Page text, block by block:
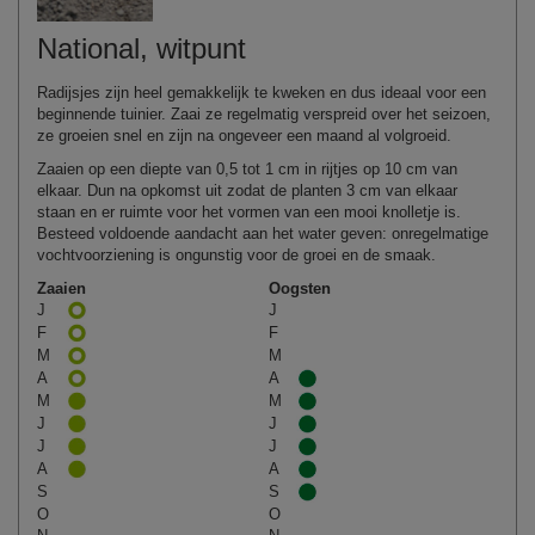
National, witpunt
Radijsjes zijn heel gemakkelijk te kweken en dus ideaal voor een
beginnende tuinier. Zaai ze regelmatig verspreid over het seizoen,
ze groeien snel en zijn na ongeveer een maand al volgroeid.
Zaaien op een diepte van 0,5 tot 1 cm in rijtjes op 10 cm van
elkaar. Dun na opkomst uit zodat de planten 3 cm van elkaar
staan en er ruimte voor het vormen van een mooi knolletje is.
Besteed voldoende aandacht aan het water geven: onregelmatige
vochtvoorziening is ongunstig voor de groei en de smaak.
Zaaien
Oogsten
J
J
F
F
M
M
A
A
M
M
J
J
J
J
A
A
S
S
O
O